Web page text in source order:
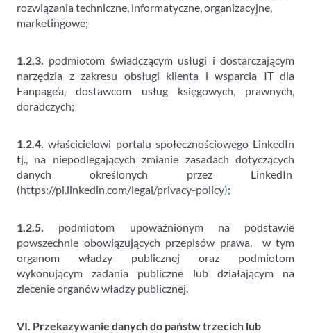
rozwiązania techniczne, informatyczne, organizacyjne,
marketingowe;
1.2.3. podmiotom świadczącym usługi i dostarczającym
narzędzia z zakresu obsługi klienta i wsparcia IT dla
Fanpage’a, dostawcom usług księgowych, prawnych,
doradczych;
1.2.4. właścicielowi portalu społecznościowego LinkedIn
tj., na niepodlegających zmianie zasadach dotyczących
danych określonych przez LinkedIn
(https://pl.linkedin.com/legal/privacy-policy);
1.2.5. podmiotom upoważnionym na podstawie
powszechnie obowiązujących przepisów prawa, w tym
organom władzy publicznej oraz podmiotom
wykonującym zadania publiczne lub działającym na
zlecenie organów władzy publicznej.
VI. Przekazywanie danych do państw trzecich lub